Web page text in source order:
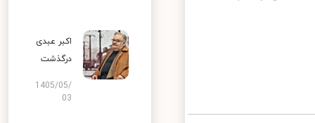
اکبر عبدی
درگذشت
1405/05/
03